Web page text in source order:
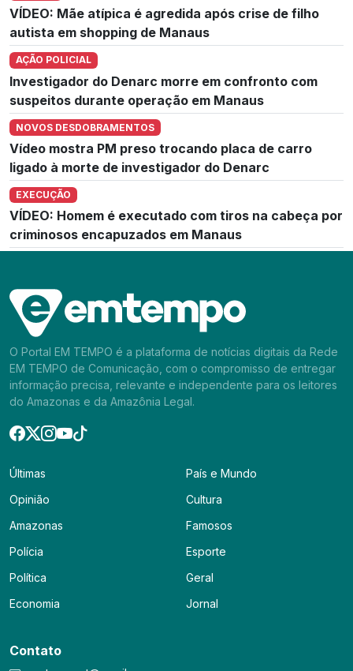
VÍDEO: Mãe atípica é agredida após crise de filho
autista em shopping de Manaus
AÇÃO POLICIAL
Investigador do Denarc morre em confronto com
suspeitos durante operação em Manaus
NOVOS DESDOBRAMENTOS
Vídeo mostra PM preso trocando placa de carro
ligado à morte de investigador do Denarc
EXECUÇÃO
VÍDEO: Homem é executado com tiros na cabeça por
criminosos encapuzados em Manaus
O Portal EM TEMPO é a plataforma de notícias digitais da Rede
EM TEMPO de Comunicação, com o compromisso de entregar
informação precisa, relevante e independente para os leitores
do Amazonas e da Amazônia Legal.
Últimas
Opinião
Amazonas
Polícia
Política
Economia
País e Mundo
Cultura
Famosos
Esporte
Geral
Jornal
Contato